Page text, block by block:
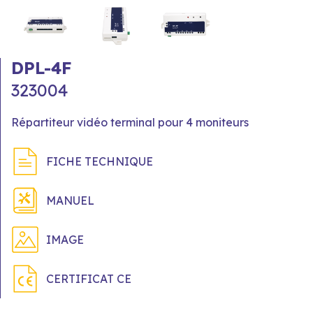
DPL-4F
323004
Répartiteur vidéo terminal pour 4 moniteurs
FICHE TECHNIQUE
MANUEL
IMAGE
CERTIFICAT CE